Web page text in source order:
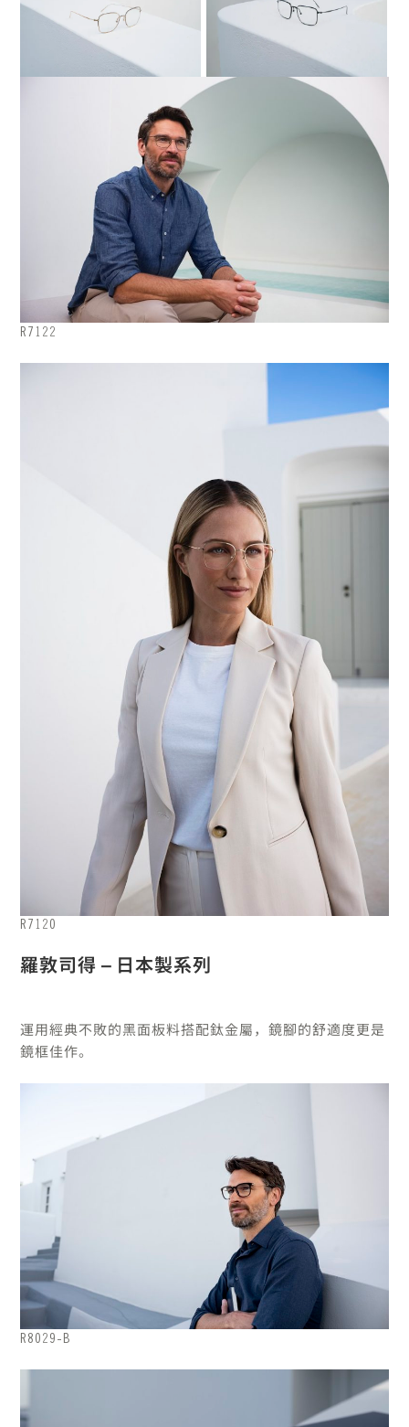
R7122
R7120
羅敦司得 – 日本製系列
運用經典不敗的黑面板料搭配鈦金屬，鏡腳的舒適度更是
鏡框佳作。
R8029-B